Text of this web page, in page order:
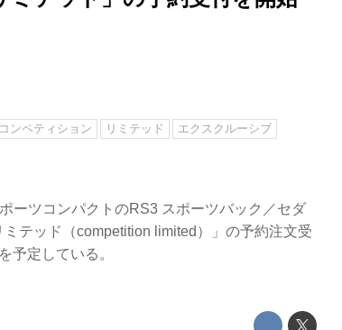
コンペティション リミテッド
エクスクルーシブ
ーツコンパクトのRS3 スポーツバック／セダ
テッド（competition limited）」の予約注文受
予定している。